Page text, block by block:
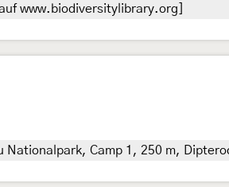
www.biodiversitylibrary.org]
Nationalpark, Camp 1, 250 m,